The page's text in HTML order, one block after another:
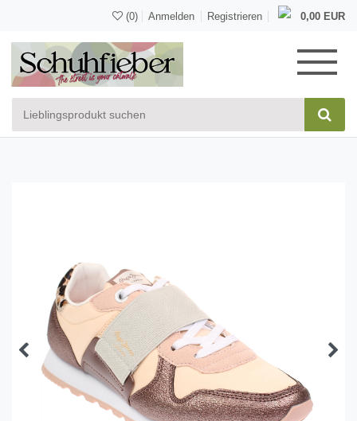
(0) Anmelden Registrieren 0,00 EUR